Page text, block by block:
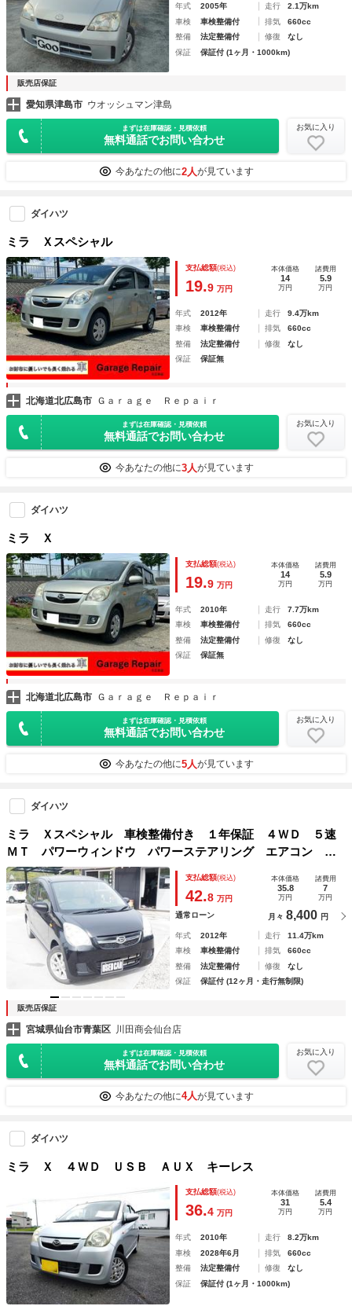
年式 2005年 走行
2.1万km
車検
車検整備付 排気
660cc
整備
法定整備付 修復
なし
保証
保証付 (1ヶ月・1000km)
販売店保証
愛知県津島市 ウオッシュマン津島
まずは在庫確認・見積依頼
無料通話でお問い合わせ
お気に入り
今あなたの他に2人が見ています
ダイハツ
ミラ Ｘスペシャル
支払総額(税込)
19.9 万円
本体価格
14
万円
諸費用
5.9
万円
年式 2012年 走行
9.4万km
車検
車検整備付 排気
660cc
整備
法定整備付 修復
なし
保証
保証無
北海道北広島市 Ｇａｒａｇｅ Ｒｅｐａｉｒ
まずは在庫確認・見積依頼
無料通話でお問い合わせ
お気に入り
今あなたの他に3人が見ています
ダイハツ
ミラ Ｘ
支払総額(税込)
19.9 万円
本体価格
14
万円
諸費用
5.9
万円
年式 2010年 走行
7.7万km
車検
車検整備付 排気
660cc
整備
法定整備付 修復
なし
保証
保証無
北海道北広島市 Ｇａｒａｇｅ Ｒｅｐａｉｒ
まずは在庫確認・見積依頼
無料通話でお問い合わせ
お気に入り
今あなたの他に5人が見ています
ダイハツ
ミラ Ｘスペシャル 車検整備付き １年保証 ４ＷＤ ５速
ＭＴ パワーウィンドウ パワーステアリング エアコン Ｃ
Ｄ ＦＭ／ＡＭ
支払総額(税込)
42.8 万円
本体価格
35.8
万円
諸費用
7
万円
通常ローン 月々 8,400 円
年式 2012年 走行
11.4万km
車検
車検整備付 排気
660cc
整備
法定整備付 修復
なし
保証
保証付 (12ヶ月・走行無制限)
販売店保証
宮城県仙台市青葉区 川田商会仙台店
まずは在庫確認・見積依頼
無料通話でお問い合わせ
お気に入り
今あなたの他に4人が見ています
ダイハツ
ミラ Ｘ ４ＷＤ ＵＳＢ ＡＵＸ キーレス
支払総額(税込)
36.4 万円
本体価格
31
万円
諸費用
5.4
万円
年式 2010年 走行
8.2万km
車検
2028年6月 排気
660cc
整備
法定整備付 修復
なし
保証
保証付 (1ヶ月・1000km)